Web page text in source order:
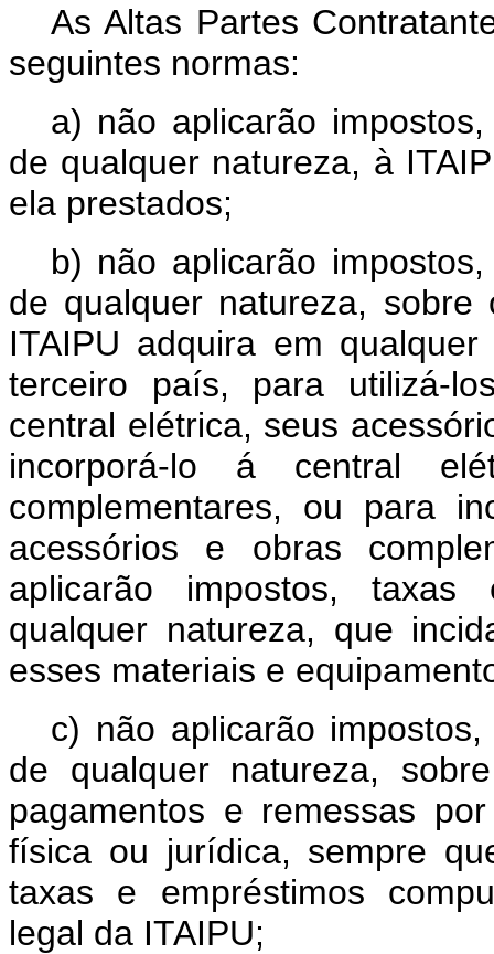
As Altas Partes
seguintes normas:
a) não aplicarão
de qualquer natureza, à
ela prestados;
b) não aplicarão
de qualquer natureza,
ITAIPU adquira em
terceiro país, para utilizá-
central elétrica, seus
incorporá-lo á central
complementares, ou para
acessórios e obras
aplicarão impostos, taxas
qualquer natureza, que
esses materiais e
c) não aplicarão
de qualquer natureza,
pagamentos e remessas
física ou jurídica, sempre
taxas e empréstimos
legal da ITAIPU;